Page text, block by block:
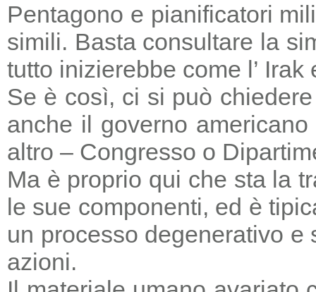
Pentagono e pianificatori
simili. Basta consultare la
tutto inizierebbe come l’
Se è così, ci si può
anche il governo
altro – Congresso o
Ma è proprio qui che sta la
le sue componenti, ed è
un processo degenerativo
azioni.